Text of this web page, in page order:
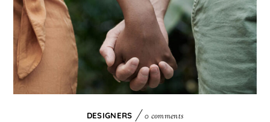
DESIGNERS 0 comments